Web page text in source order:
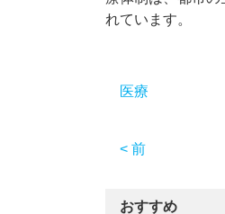
れています。
医療
< 前
おすすめ